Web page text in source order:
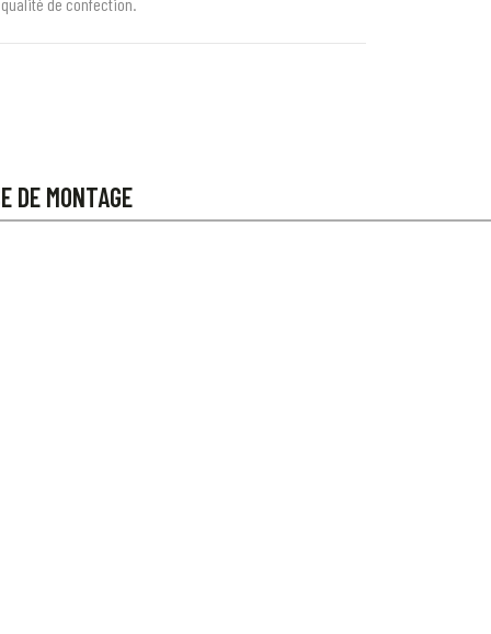
de confection.
DE MONTAGE